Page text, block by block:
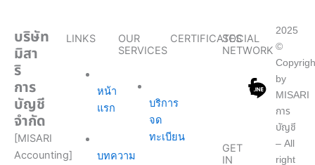
บริษัท
มิสา
ริ
การ
บัญชี
จำกัด
[MISARI
Accounting]
LINKS
หน้า
แรก
บทความ
OUR
SERVICES
บริการ
จด
ทะเบียน
CERTIFICATESSOCIAL
NETWORK
GET
IN
2025
©
by
MISARI
การ
บัญชี
– All
right